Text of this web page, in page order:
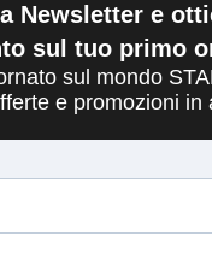
Newsletter e
sul tuo primo
sul mondo
e promozioni in